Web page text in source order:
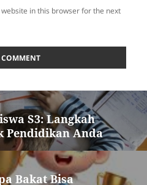
in this browser for the next
S3: Langkah
Pendidikan Anda
Bakat Bisa